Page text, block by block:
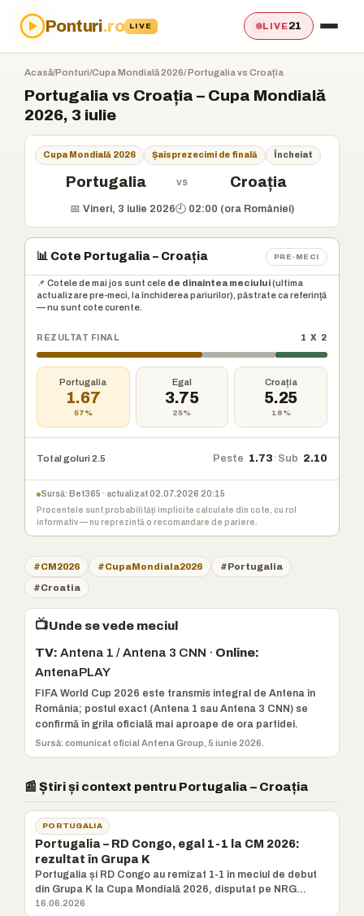
Ponturi.ro LIVE LIVE21
Acasă/Ponturi/Cupa Mondială 2026/ Portugalia vs Croația
Portugalia vs Croația – Cupa Mondială
2026, 3 iulie
Cupa Mondială 2026 Șaisprezecimi de finală Încheiat
Portugalia vs Croația
📅 Vineri, 3 iulie 2026🕘 02:00 (ora României)
📊 Cote Portugalia – Croația PRE-MECI
📌 Cotele de mai jos sunt cele de dinaintea meciului(ultima
actualizare pre-meci, la închiderea pariurilor), păstrate ca referință
— nu sunt cote curente.
REZULTAT FINAL 1 X 2
Portugalia
1.67
57%
Egal
3.75
25%
Croația
5.25
18%
Total goluri 2.5 Peste 1.73 · Sub 2.10
Sursă: Bet365 · actualizat 02.07.2026 20:15
Procentele sunt probabilități implicite calculate din cote, cu rol
informativ — nu reprezintă o recomandare de pariere.
#CM2026 #CupaMondiala2026 #Portugalia
#Croatia
📺Unde se vede meciul
TV: Antena 1 / Antena 3 CNN · Online:
AntenaPLAY
FIFA World Cup 2026 este transmis integral de Antena în
România; postul exact (Antena 1 sau Antena 3 CNN) se
confirmă în grila oficială mai aproape de ora partidei.
Sursă: comunicat oficial Antena Group, 5 iunie 2026.
📰 Știri și context pentru Portugalia – Croația
PORTUGALIA
Portugalia – RD Congo, egal 1-1 la CM 2026:
rezultat în Grupa K
Portugalia și RD Congo au remizat 1-1 în meciul de debut
din Grupa K la Cupa Mondială 2026, disputat pe NRG
Stadium din
16.06.2026